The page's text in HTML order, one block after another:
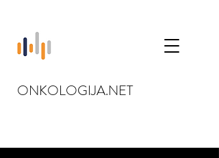
ONKOLOGIJA.NET